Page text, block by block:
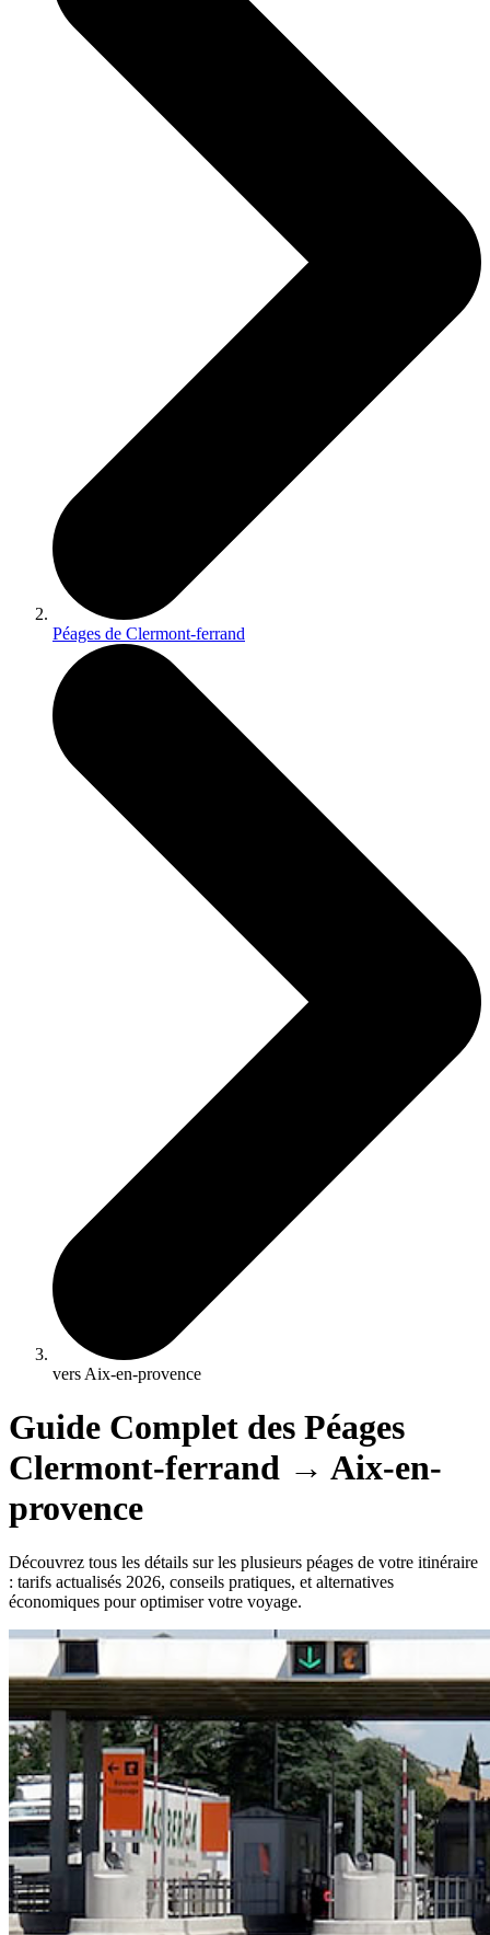
Péages de Clermont-ferrand
vers Aix-en-provence
Guide Complet des Péages
Clermont-ferrand → Aix-en-
provence
Découvrez tous les détails sur les plusieurs péages de votre itinéraire
: tarifs actualisés 2026, conseils pratiques, et alternatives
économiques pour optimiser votre voyage.